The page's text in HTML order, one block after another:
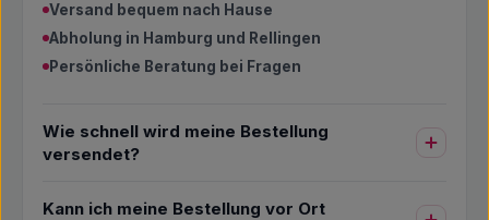
Versand bequem nach Hause
Abholung in Hamburg und Rellingen
Persönliche Beratung bei Fragen
Wie schnell wird meine Bestellung
versendet?
Kann ich meine Bestellung vor Ort